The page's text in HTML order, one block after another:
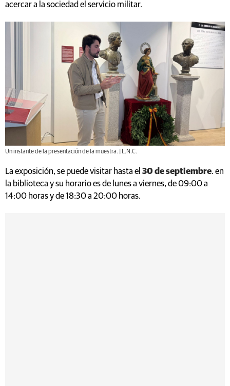
acercar a la sociedad el servicio militar.
Un instante de la presentación de la muestra. | L.N.C.
La exposición, se puede visitar hasta el 30 de septiembre. en
la biblioteca y su horario es de lunes a viernes, de 09:00 a
14:00 horas y de 18:30 a 20:00 horas.